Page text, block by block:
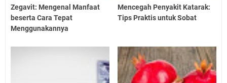
Zegavit: Mengenal Manfaat
beserta Cara Tepat
Menggunakannya
Mencegah Penyakit Katarak:
Tips Praktis untuk Sobat